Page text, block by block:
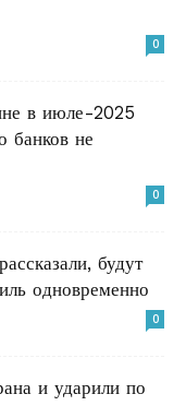
0
в июле-2025
банков не
0
будут
одновременно
0
и ударили по